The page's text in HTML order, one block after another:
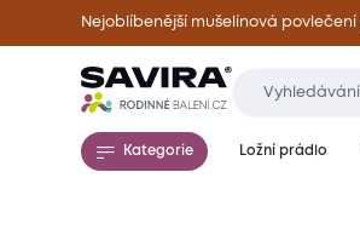
Nejoblíbenější mušelínová
Kategorie Ložní prádlo